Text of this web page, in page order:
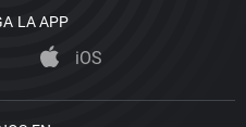
LA APP
iOS